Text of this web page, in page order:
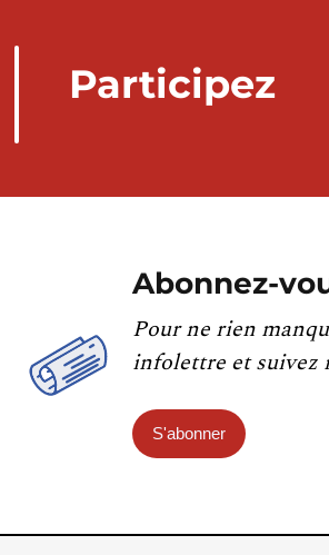
Participez
Abonnez-
Pour ne rien
infolettre et suivez
S'abonner